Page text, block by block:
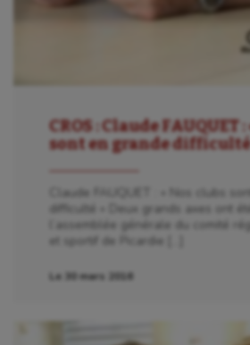
CROS : Claude FAUQUET
sont en grande
Claude FAUQUET : « Nos clubs
difficulté » Deux grands axes ont
l’assemblée générale du comité
et sportif de Picardie […]
Le 30 mars 2016